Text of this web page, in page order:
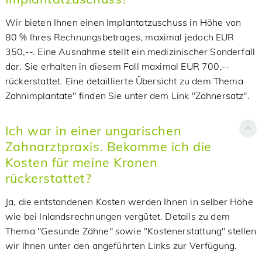
Wir bieten Ihnen einen Implantatzuschuss in Höhe von
80 % Ihres Rechnungsbetrages, maximal jedoch EUR
350,--. Eine Ausnahme stellt ein medizinischer Sonderfall
dar. Sie erhalten in diesem Fall maximal EUR 700,--
rückerstattet. Eine detaillierte Übersicht zu dem Thema
Zahnimplantate" finden Sie unter dem Link "Zahnersatz".
Ich war in einer ungarischen
Zahnarztpraxis. Bekomme ich die
Kosten für meine Kronen
rückerstattet?
Ja, die entstandenen Kosten werden Ihnen in selber Höhe
wie bei Inlandsrechnungen vergütet. Details zu dem
Thema "Gesunde Zähne" sowie "Kostenerstattung" stellen
wir Ihnen unter den angeführten Links zur Verfügung.